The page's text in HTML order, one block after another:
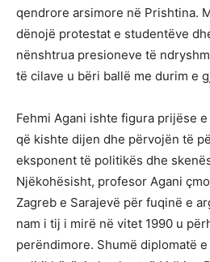
qendrore arsimore në Prishtina.
dënojë protestat e studentëve
nënshtrua presioneve të
të cilave u bëri ballë me durim e
Fehmi Agani ishte figura prijëse
që kishte dijen dhe përvojën të
eksponent të politikës dhe
Njëkohësisht, profesor Agani
Zagreb e Sarajevë për fuqinë e
nam i tij i mirë në vitet 1990 u
perëndimore. Shumë diplomatë